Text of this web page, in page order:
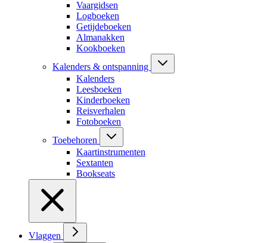
Vaargidsen
Logboeken
Getijdeboeken
Almanakken
Kookboeken
Kalenders & ontspanning
Kalenders
Leesboeken
Kinderboeken
Reisverhalen
Fotoboeken
Toebehoren
Kaartinstrumenten
Sextanten
Bookseats
Vlaggen